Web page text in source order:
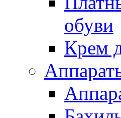
обуви
Крем